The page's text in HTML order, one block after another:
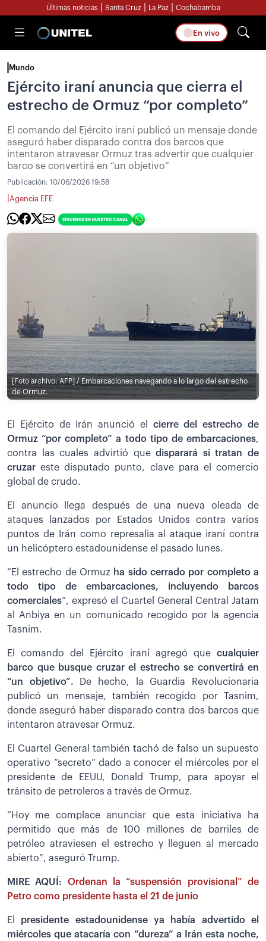
Últimas noticias Santa Cruz La Paz Cochabamba
En vivo
Mundo
Ejército iraní anuncia que cierra el
estrecho de Ormuz “por completo”
El comando del Ejército iraní publicó un mensaje donde
aseguró haber disparado contra dos barcos que
intentaron atravesar Ormuz tras advertir que cualquier
barco se convertirá en “un objetivo”
Publicación: 10/06/2026 19:58
Agencia EFE
[Foto archivo: AFP] / Embarcaciones navegando a lo largo del estrecho
de Ormuz.
El Ejército de Irán anunció el
cierre del estrecho de
Ormuz “por completo” a todo tipo de embarcaciones,
contra las cuales advirtió quedisparará si tratan de
cruzar este disputado punto, clave para el comercio
global de crudo.
El anuncio llega después de una nueva oleada de
ataques lanzados por Estados Unidos contra varios
puntos de Irán como represalia al ataque iraní contra
un helicóptero estadounidense el pasado lunes.
“El estrecho de Ormuz ha sido cerrado por completo a
todo tipo de embarcaciones, incluyendo barcos
comerciales”, expresó el Cuartel General Central Jatam
al Anbiya en un comunicado recogido por la agencia
Tasnim.
El comando del Ejército iraní agregó que cualquier
barco que busque cruzar el estrecho se convertirá en
“un objetivo”. De hecho, la Guardia Revolucionaria
publicó un mensaje, también recogido por Tasnim,
donde aseguró haber disparado contra dos barcos que
intentaron atravesar Ormuz.
El Cuartel General también tachó de falso un supuesto
operativo “secreto” dado a conocer el miércoles por el
presidente de EEUU, Donald Trump, para apoyar el
tránsito de petroleros a través de Ormuz.
“Hoy me complace anunciar que esta iniciativa ha
permitido que más de 100 millones de barriles de
petróleo atraviesen el estrecho y lleguen al mercado
abierto”, aseguró Trump.
MIRE AQUÍ: Ordenan la “suspensión provisional” de
Petro como presidente hasta el 21 de junio
El presidente estadounidense ya había advertido el
miércoles que atacaría con “dureza” a Irán esta noche,